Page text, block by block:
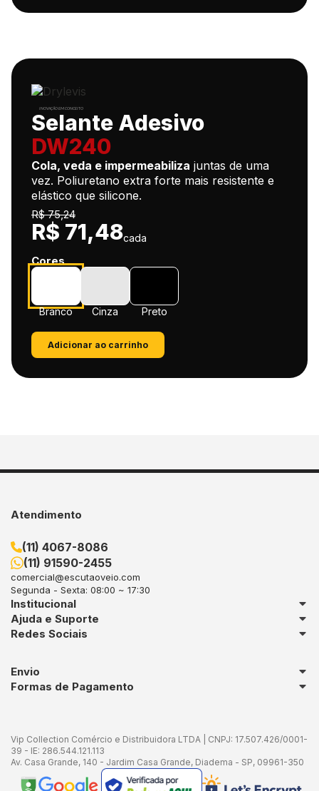
INOVAÇÃO EM CONCEITO
Selante Adesivo
DW240
Cola, veda e impermeabiliza juntas de uma
vez. Poliuretano extra forte mais resistente e
elástico que silicone.
R$ 75,24
R$ 71,48cada
Cores
Branco Cinza Preto
Adicionar ao carrinho
dedesempenho
aplicação do Selante Adesivo DW240.
Aproveitar
Atendimento
(11) 4067-8086
(11) 91590-2455
comercial@escutaoveio.com
Segunda - Sexta: 08:00 ~ 17:30
Institucional
Ajuda e Suporte
Redes Sociais
Envio
Formas de Pagamento
Vip Collection Comércio e Distribuidora LTDA | CNPJ: 17.507.426/0001-
39 - IE: 286.544.121.113
Av. Casa Grande, 140 - Jardim Casa Grande, Diadema - SP, 09961-350